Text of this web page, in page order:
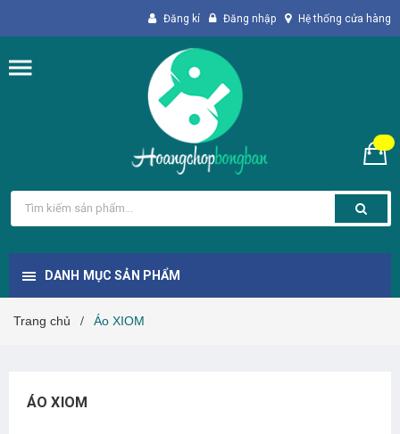
Đăng kí Đăng nhập Hệ thống cửa hàng
DANH MỤC SẢN PHẨM
Trang chủ / Áo XIOM
ÁO XIOM